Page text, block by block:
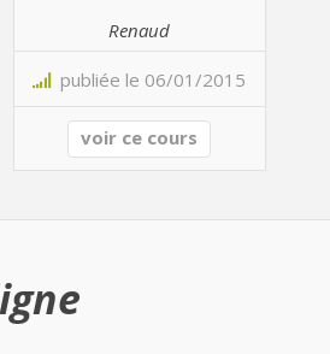
Renaud
publiée le 06/01/2015
voir ce cours